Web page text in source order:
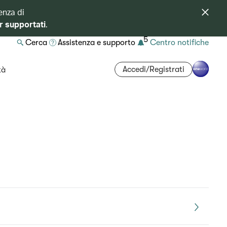
di
supportati.
Cerca Assistenza e supporto 5 Centro notifiche
Accedi/Registrati